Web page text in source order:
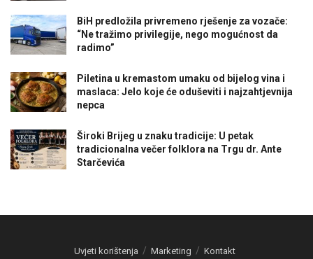
BiH predložila privremeno rješenje za vozače:
“Ne tražimo privilegije, nego mogućnost da
radimo”
Piletina u kremastom umaku od bijelog vina i
maslaca: Jelo koje će oduševiti i najzahtjevnija
nepca
Široki Brijeg u znaku tradicije: U petak
tradicionalna večer folklora na Trgu dr. Ante
Starčevića
Uvjeti korištenja Marketing Kontakt